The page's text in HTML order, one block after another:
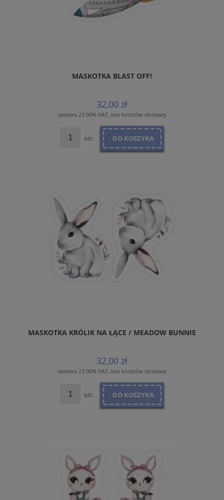
MASKOTKA BLAST OFF!
32,00 zł
zawiera 23.00% VAT, bez kosztów dostawy
szt. DO KOSZYKA
MASKOTKA KRÓLIK NA ŁĄCE / MEADOW BUNNIE
32,00 zł
zawiera 23.00% VAT, bez kosztów dostawy
szt. DO KOSZYKA